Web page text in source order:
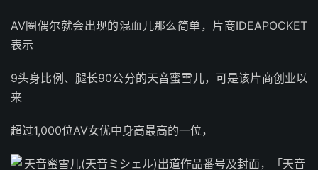
AV圈偶尔就会出现的混血儿那么简单，片商IDEAPOCKET
表示
9头身比例、腿长90公分的天音蜜雪儿，可是该片商创业以
来
超过1,000位AV女优中身高最高的一位，